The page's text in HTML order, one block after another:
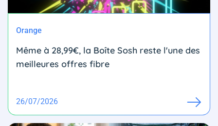
Orange
Même à 28,99€, la Boîte Sosh reste l'une des
meilleures offres fibre
26/07/2026